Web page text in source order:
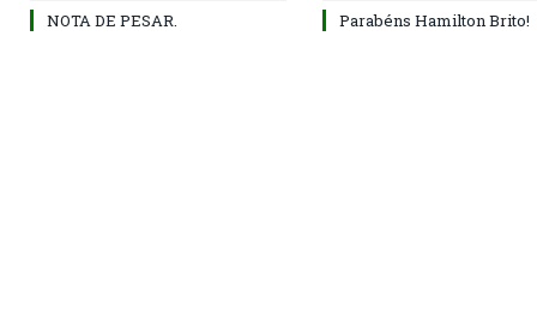
NOTA DE PESAR. Parabéns Hamilton Brito!